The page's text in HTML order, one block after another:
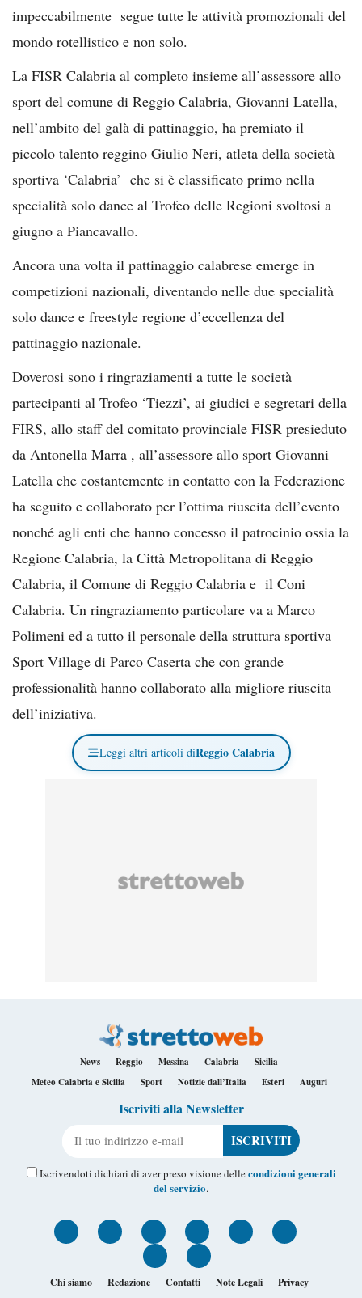
impeccabilmente segue tutte le attività promozionali del
mondo rotellistico e non solo.
La FISR Calabria al completo insieme all’assessore allo
sport del comune di Reggio Calabria, Giovanni Latella,
nell’ambito del galà di pattinaggio, ha premiato il
piccolo talento reggino Giulio Neri, atleta della società
sportiva ‘Calabria’ che si è classificato primo nella
specialità solo dance al Trofeo delle Regioni svoltosi a
giugno a Piancavallo.
Ancora una volta il pattinaggio calabrese emerge in
competizioni nazionali, diventando nelle due specialità
solo dance e freestyle regione d’eccellenza del
pattinaggio nazionale.
Doverosi sono i ringraziamenti a tutte le società
partecipanti al Trofeo ‘Tiezzi’, ai giudici e segretari della
FIRS, allo staff del comitato provinciale FISR presieduto
da Antonella Marra , all’assessore allo sport Giovanni
Latella che costantemente in contatto con la Federazione
ha seguito e collaborato per l’ottima riuscita dell’evento
nonché agli enti che hanno concesso il patrocinio ossia la
Regione Calabria, la Città Metropolitana di Reggio
Calabria, il Comune di Reggio Calabria e il Coni
Calabria. Un ringraziamento particolare va a Marco
Polimeni ed a tutto il personale della struttura sportiva
Sport Village di Parco Caserta che con grande
professionalità hanno collaborato alla migliore riuscita
dell’iniziativa.
Leggi altri articoli diReggio Calabria
News Reggio Messina Calabria
Sicilia
Meteo Calabria e Sicilia
Sport Notizie dall’Italia Esteri Auguri
Iscriviti alla Newsletter
Iscrivendoti dichiari di aver preso visione dellecondizioni generali
del servizio.
Chi siamo Redazione Contatti Note Legali
Privacy